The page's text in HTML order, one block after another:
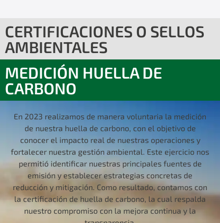
CERTIFICACIONES O SELLOS
AMBIENTALES
MEDICIÓN HUELLA DE
CARBONO
En 2023 realizamos de manera voluntaria la medición
de nuestra huella de carbono, con el objetivo de
conocer el impacto real de nuestras operaciones y
fortalecer nuestra gestión ambiental. Este ejercicio nos
permitió identificar nuestras principales fuentes de
emisión y establecer estrategias concretas de
reducción y mitigación. Como resultado, contamos con
la certificación de huella de carbono, la cual respalda
nuestro compromiso con la mejora continua y la